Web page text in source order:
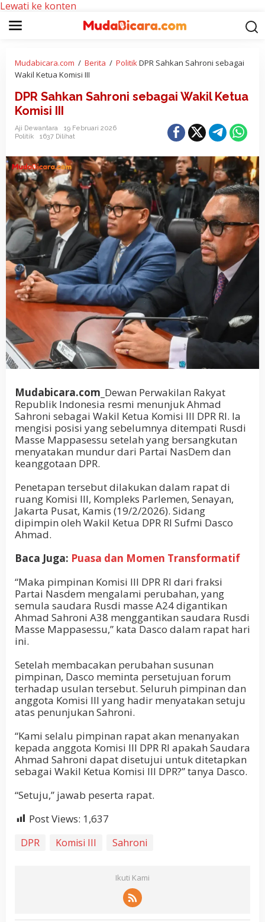
Lewati ke konten
Mudabicara.com / Berita / PolitikDPR Sahkan Sahroni sebagai
Wakil Ketua Komisi III
DPR Sahkan Sahroni sebagai Wakil Ketua
Komisi III
Aji Dewantara
19 Februari 2026
Politik
1637 Dilihat
Mudabicara.com_ Dewan Perwakilan Rakyat
Republik Indonesia resmi menunjuk Ahmad
Sahroni sebagai Wakil Ketua Komisi III DPR RI. Ia
mengisi posisi yang sebelumnya ditempati Rusdi
Masse Mappasessu setelah yang bersangkutan
menyatakan mundur dari Partai NasDem dan
keanggotaan DPR.
Penetapan tersebut dilakukan dalam rapat di
ruang Komisi III, Kompleks Parlemen, Senayan,
Jakarta Pusat, Kamis (19/2/2026). Sidang
dipimpin oleh Wakil Ketua DPR RI Sufmi Dasco
Ahmad.
Baca Juga: Puasa dan Momen Transformatif
“Maka pimpinan Komisi III DPR RI dari fraksi
Partai Nasdem mengalami perubahan, yang
semula saudara Rusdi masse A24 digantikan
Ahmad Sahroni A38 menggantikan saudara Rusdi
Masse Mappasessu,” kata Dasco dalam rapat hari
ini.
Setelah membacakan perubahan susunan
pimpinan, Dasco meminta persetujuan forum
terhadap usulan tersebut. Seluruh pimpinan dan
anggota Komisi III yang hadir menyatakan setuju
atas penunjukan Sahroni.
“Kami selalu pimpinan rapat akan menanyakan
kepada anggota Komisi III DPR RI apakah Saudara
Ahmad Sahroni dapat disetujui untuk ditetapkan
sebagai Wakil Ketua Komisi III DPR?” tanya Dasco.
“Setuju,” jawab peserta rapat.
Post Views: 1,637
DPR Komisi III Sahroni
Ikuti Kami